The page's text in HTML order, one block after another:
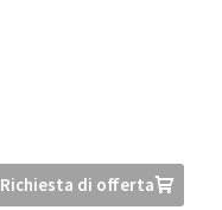
Richiesta di offertaU